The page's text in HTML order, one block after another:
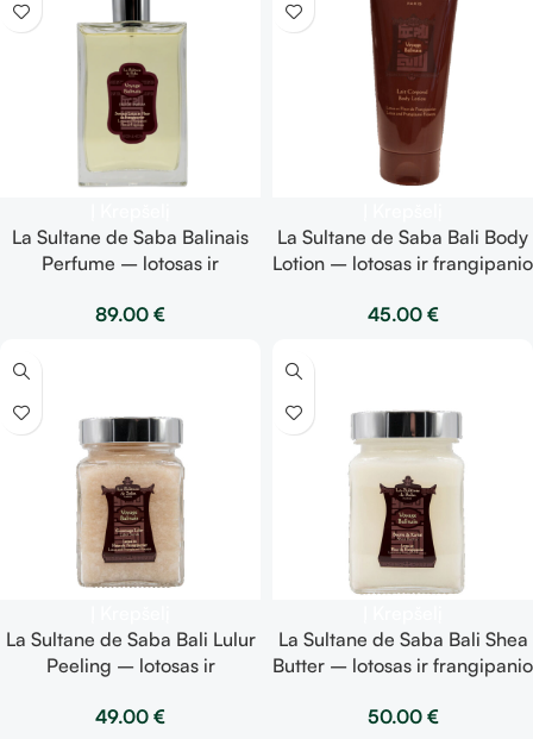
La Sultane de Saba Balinais
Perfume – lotosas ir
100ml
89.00 €
La Sultane de Saba Bali Body
Lotion – lotosas ir frangipanio
45.00 €
La Sultane de Saba Bali Lulur
Peeling – lotosas ir
šveitiklis 300ml
49.00 €
La Sultane de Saba Bali Shea
Butter – lotosas ir frangipanio
300g
50.00 €